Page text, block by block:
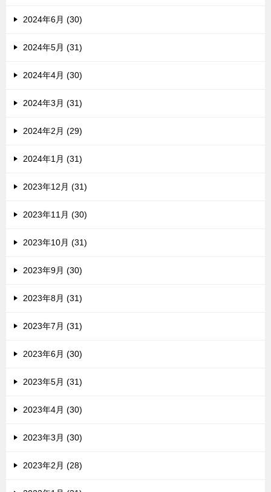
2024年6月 (30)
2024年5月 (31)
2024年4月 (30)
2024年3月 (31)
2024年2月 (29)
2024年1月 (31)
2023年12月 (31)
2023年11月 (30)
2023年10月 (31)
2023年9月 (30)
2023年8月 (31)
2023年7月 (31)
2023年6月 (30)
2023年5月 (31)
2023年4月 (30)
2023年3月 (30)
2023年2月 (28)